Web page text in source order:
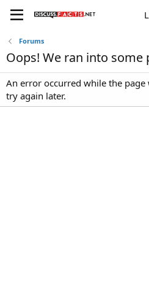
Forums
Oops! We ran into some
An error occurred while the page
try again later.